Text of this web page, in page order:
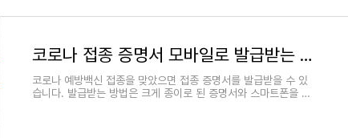
코로나 접종 증명서 모바일로 발급받는 법 [그림보며 따라하기]
코로나 예방백신 접종을 맞았으면 접종 증명서를 발급받을 수 있
습니다. 발급받는 방법은 크게 종이로 된 증명서와 스마트폰을 활